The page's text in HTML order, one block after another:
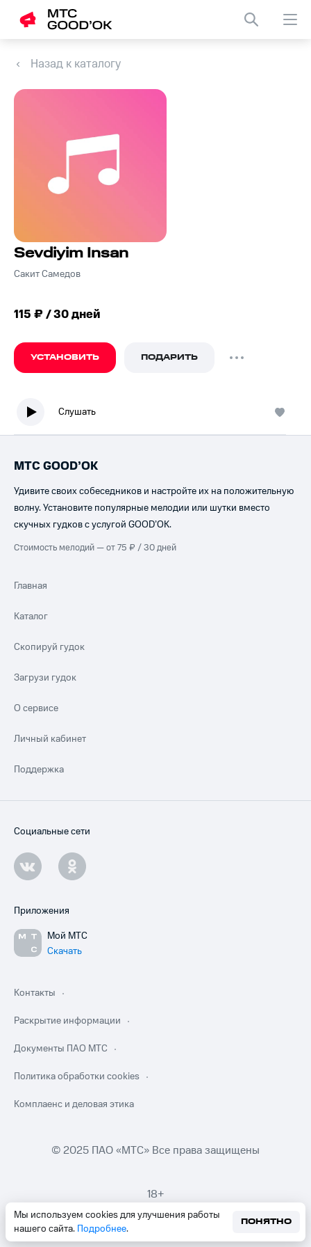
Назад к каталогу
Sevdiyim Insan
Сакит Самедов
115 ₽ / 30 дней
УСТАНОВИТЬ ПОДАРИТЬ
Слушать
Мы используем cookies для улучшения работы
нашего сайта. Подробнее.
ПОНЯТНО
МТС GOOD’OK
Удивите своих собеседников и настройте их на положительную
волну. Установите популярные мелодии или шутки вместо
скучных гудков с услугой GOOD’OK.
Стоимость мелодий — от 75 ₽ / 30 дней
Главная
Каталог
Скопируй гудок
Загрузи гудок
О сервисе
Личный кабинет
Поддержка
Социальные сети
Приложения
Мой МТС
Скачать
Контакты
Раскрытие информации
Документы ПАО МТС
Политика обработки cookies
Комплаенс и деловая этика
© 2025 ПАО «МТС» Все права защищены
18+